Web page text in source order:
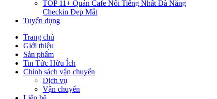
TOP 11+ Quán Cafe Nổi Tiếng Nhất Đà Năng
Checkin Đẹp Mắt
Tuyển dụng
Trang chủ
Giới thiệu
Sản phẩm
Tin Tức Hữu Ích
Chính sách vận chuyển
Dịch vụ
Vận chuyển